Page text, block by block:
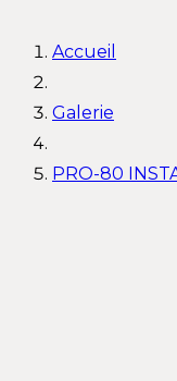
Accueil
Galerie
PRO-80